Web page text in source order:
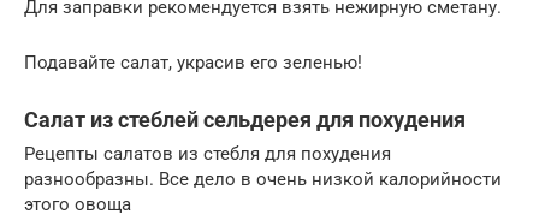
Для заправки рекомендуется взять нежирную сметану.
Подавайте салат, украсив его зеленью!
Салат из стеблей сельдерея для похудения
Рецепты салатов из стебля для похудения
разнообразны. Все дело в очень низкой калорийности
этого овоща